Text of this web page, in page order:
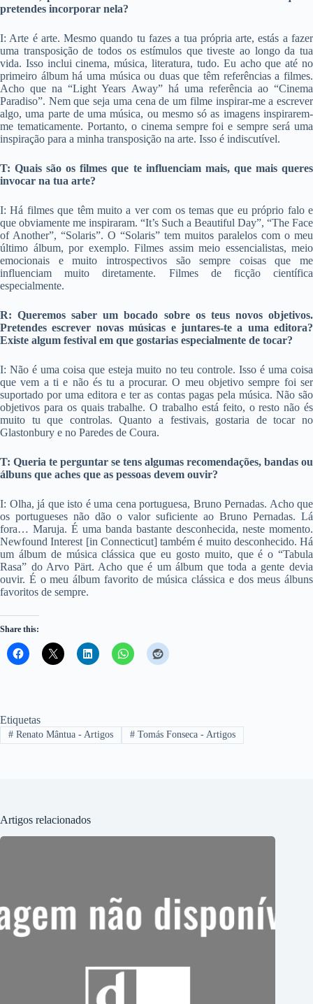
pretendes incorporar nela?
I: Arte é arte. Mesmo quando tu fazes a tua própria arte, estás a fazer
uma transposição de todos os estímulos que tiveste ao longo da tua
vida. Isso inclui cinema, música, literatura, tudo. Eu acho que até no
primeiro álbum há uma música ou duas que têm referências a filmes.
Acho que na “Light Years Away” há uma referência ao “Cinema
Paradiso”. Nem que seja uma cena de um filme inspirar-me a escrever
algo, uma parte de uma música, ou mesmo só as imagens inspirarem-
me tematicamente. Portanto, o cinema sempre foi e sempre será uma
inspiração para a minha transposição na arte. Isso é indiscutível.
T: Quais são os filmes que te influenciam mais, que mais queres
invocar na tua arte?
I: Há filmes que têm muito a ver com os temas que eu próprio falo e
que obviamente me inspiraram. “It’s Such a Beautiful Day”, “The Face
of Another”, “Solaris”. O “Solaris” tem muitos paralelos com o meu
último álbum, por exemplo. Filmes assim meio essencialistas, meio
emocionais e muito introspectivos são sempre coisas que me
influenciam muito diretamente. Filmes de ficção científica
especialmente.
R: Queremos saber um bocado sobre os teus novos objetivos.
Pretendes escrever novas músicas e juntares-te a uma editora?
Existe algum festival em que gostarias especialmente de tocar?
I: Não é uma coisa que esteja muito no teu controle. Isso é uma coisa
que vem a ti e não és tu a procurar. O meu objetivo sempre foi ser
suportado por uma editora e ter as contas pagas pela música. Não são
objetivos para os quais trabalhe. O trabalho está feito, o resto não és
muito tu que controlas. Quanto a festivais, gostaria de tocar no
Glastonbury e no Paredes de Coura.
T: Queria te perguntar se tens algumas recomendações, bandas ou
álbuns que aches que as pessoas devem ouvir?
I: Olha, já que isto é uma cena portuguesa, Bruno Pernadas. Acho que
os portugueses não dão o valor suficiente ao Bruno Pernadas. Lá
fora… Maruja. É uma banda bastante desconhecida, neste momento.
Newfound Interest [in Connecticut] também é muito desconhecido. Há
um álbum de música clássica que eu gosto muito, que é o “Tabula
Rasa” do Arvo Pärt. Acho que é um álbum que toda a gente devia
ouvir. É o meu álbum favorito de música clássica e dos meus álbuns
favoritos de sempre.
Share this:
Etiquetas
#Renato Mântua - Artigos #Tomás Fonseca - Artigos
Artigos relacionados